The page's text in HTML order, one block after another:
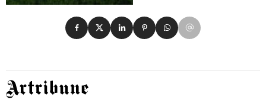
Condividi su Facebook
Condividi su X
Condividi su LinkedIn
Condividi su Pinterest
Condividi su WhatsApp
Condividi su Email
Artribune